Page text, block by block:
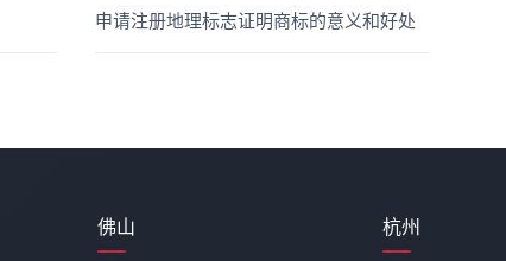
申请注册地理标志证明商标的意义和好处
佛山 杭州